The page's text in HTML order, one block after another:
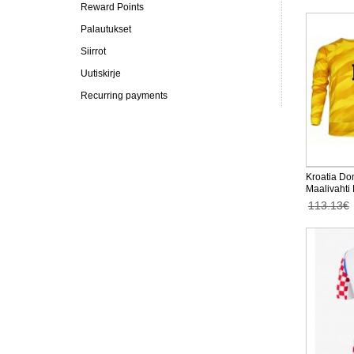
Reward Points
Palautukset
Siirrot
Uutiskirje
Recurring payments
Kroatia
Maalivahti
113.13€